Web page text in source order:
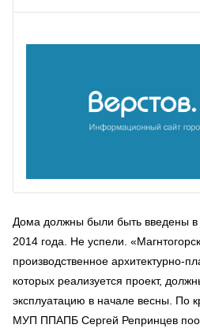
Дома должны были быть введены в
2014 года. Не успели.
производственное архитектурно-
которых реализуется проект,
эксплуатацию в начале весны. По
МУП ППАПБ Сергей Репринцев